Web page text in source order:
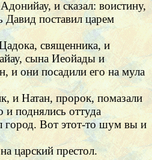
и сказал: воистину,
поставил царем
священника, и
сына Иеойады и
и они посадили его на мула
и Натан, пророк, помазали
и поднялись оттуда
город. Вот этот-то шум вы и
царский престол.